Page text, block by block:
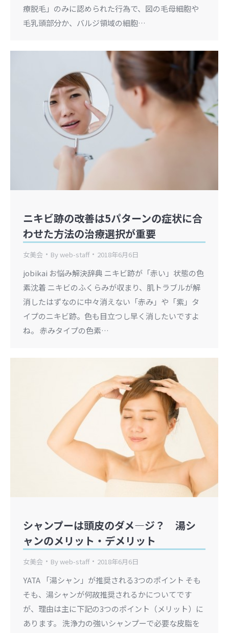
療脱毛」のみに認められた行為で、図の毛母細胞や
毛乳頭部分か、バルジ領域の細胞…
ニキビ跡の改善は5パターンの症状に合
わせた方法の治療選択が重要
女美会 Byweb-staff 2018年6月6日
jobikai お悩み解決辞典 ニキビ跡が「赤い」状態の色
素沈着 ニキビのふくらみが収まり、肌トラブルが解
消したはずなのに中々消えない「赤み」や「紫」タ
イプのニキビ跡。色も目立つし早く消したいですよ
ね。 赤みタイプの色素…
シャンプーは頭皮のダメ―ジ？ 湯シ
ャンのメリット・デメリット
女美会 Byweb-staff 2018年6月6日
YATA 「湯シャン」が推奨される3つのポイント そも
そも、湯シャンが何故推奨されるかについてです
が、理由は主に下記の3つのポイント（メリット）に
あります。 洗浄力の強いシャンプーで必要な皮脂を